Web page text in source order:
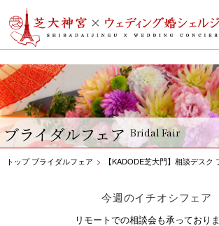
ブライダルフェア Bridal Fair
トップ ブライダルフェア > 【KADODE芝大門】相談デスク
今週のイチオシフェア
リモートでの相談会も承っておりま